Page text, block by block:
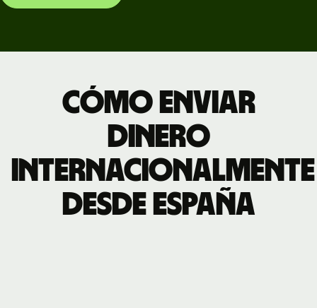
Cómo enviar
dinero
internacionalmente
desde España